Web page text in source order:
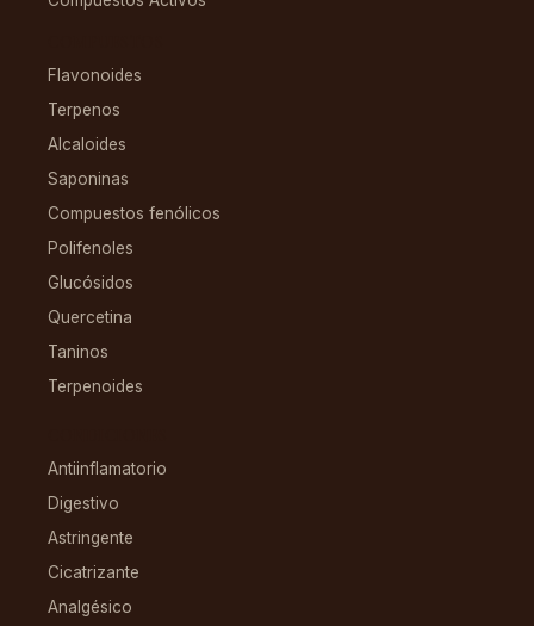
Flavonoides
Terpenos
Alcaloides
Saponinas
Compuestos fenólicos
Polifenoles
Glucósidos
Quercetina
Taninos
Terpenoides
Antiinflamatorio
Digestivo
Astringente
Cicatrizante
Analgésico